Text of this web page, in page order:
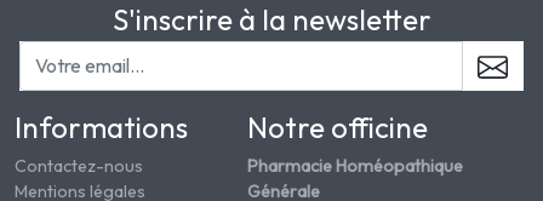
S'inscrire à la newsletter
Informations
Contactez-nous
Mentions légales
Notre officine
Pharmacie Homéopathique
Générale